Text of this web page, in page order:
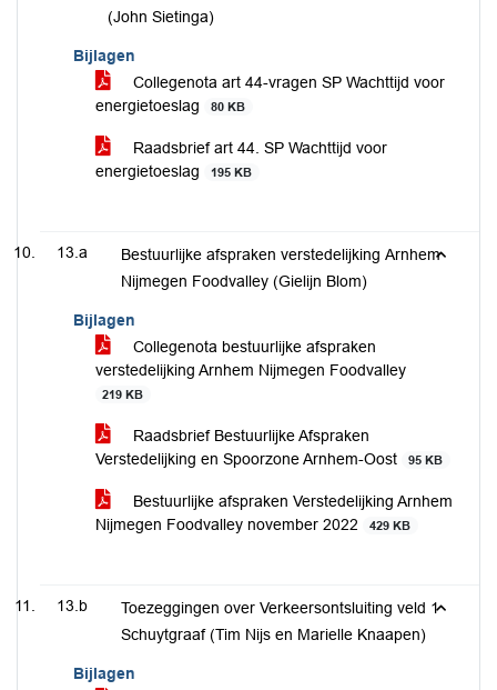
(John Sietinga)
Bijlagen
Collegenota art 44-vragen SP Wachttijd voor
energietoeslag
80 KB
Raadsbrief art 44. SP Wachttijd voor
energietoeslag
195 KB
13.a
Bestuurlijke afspraken verstedelijking Arnhem
Nijmegen Foodvalley (Gielijn Blom)
Bijlagen
Collegenota bestuurlijke afspraken
verstedelijking Arnhem Nijmegen Foodvalley
219 KB
Raadsbrief Bestuurlijke Afspraken
Verstedelijking en Spoorzone Arnhem-Oost
95 KB
Bestuurlijke afspraken Verstedelijking Arnhem
Nijmegen Foodvalley november 2022
429 KB
13.b
Toezeggingen over Verkeersontsluiting veld 1
Schuytgraaf (Tim Nijs en Marielle Knaapen)
Bijlagen